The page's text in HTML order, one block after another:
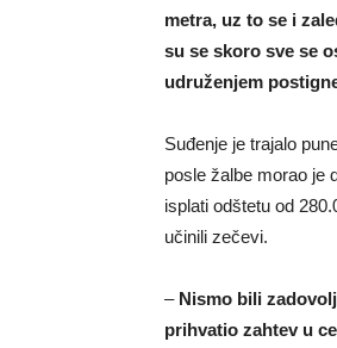
metra, uz to se i
su se skoro sve se
udruženjem
Suđenje je trajalo
posle žalbe morao je
isplati odštetu od
učinili zečevi.
– Nismo bili
prihvatio zahtev u